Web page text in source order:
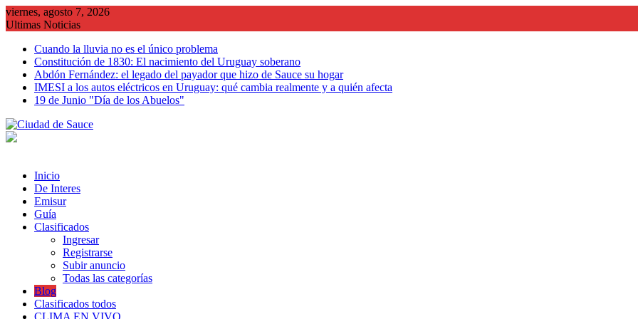
Saltar
al
viernes, agosto 7, 2026
Ultimas Noticias
Cuando la lluvia no es el único problema
Constitución de 1830: El nacimiento del Uruguay soberano
Abdón Fernández: el legado del payador que hizo de Sauce su hogar
IMESI a los autos eléctricos en Uruguay: qué cambia realmente y a quién afecta
19 de Junio "Día de los Abuelos"
Inicio
De Interes
Emisur
Guía
Clasificados
Ingresar
Registrarse
Subir anuncio
Todas las categorías
Blog
Clasificados todos
CLIMA EN VIVO